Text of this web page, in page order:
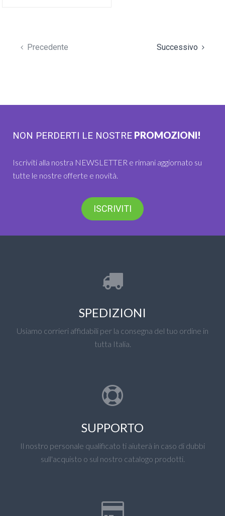
Precedente Successivo
NON PERDERTI LE NOSTRE PROMOZIONI!
Iscriviti alla nostra NEWSLETTER e rimani aggiornato su
tutte le nostre offerte e novità.
ISCRIVITI
SPEDIZIONI
Usiamo corrieri affidabili per la consegna del tuo ordine in
tutta Italia.
SUPPORTO
Il nostro personale qualificato ti aiuterà in caso di dubbi
sull'acquisto o sul nostro catalogo prodotti.